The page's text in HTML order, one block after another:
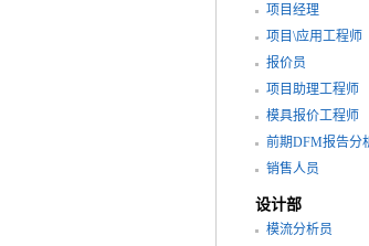
项目经理
项目\应用工程师
报价员
项目助理工程师
模具报价工程师
前期DFM报告分
销售人员
设计部
模流分析员